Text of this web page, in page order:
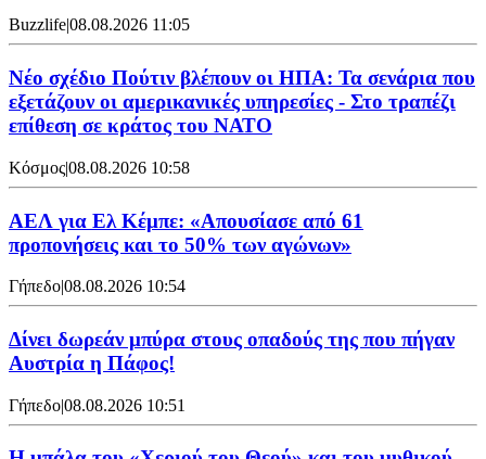
Buzzlife|08.08.2026 11:05
Νέο σχέδιο Πούτιν βλέπουν οι ΗΠΑ: Τα σενάρια που
εξετάζουν οι αμερικανικές υπηρεσίες - Στο τραπέζι
επίθεση σε κράτος του ΝΑΤΟ
Κόσμος|08.08.2026 10:58
ΑΕΛ για Ελ Κέμπε: «Απουσίασε από 61
προπονήσεις και το 50% των αγώνων»
Γήπεδο|08.08.2026 10:54
Δίνει δωρεάν μπύρα στους οπαδούς της που πήγαν
Αυστρία η Πάφος!
Γήπεδο|08.08.2026 10:51